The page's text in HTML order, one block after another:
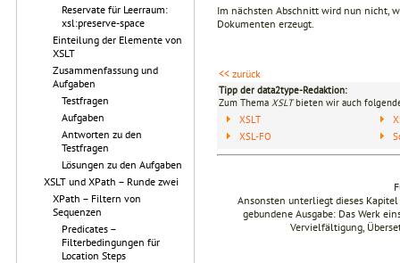
Reservate für Leerraum:
xsl:preserve-space
Einteilung der Elemente von
XSLT
Zusammenfassung und
Aufgaben
Testfragen
Aufgaben
Antworten zu den
Testfragen
Lösungen zu den Aufgaben
XSLT und XPath – Runde zwei
XPath – Filtern von
Sequenzen
Predicates –
Filterbedingungen für
Location Steps
Im nächsten Abschnitt wird nun nicht,
Dokumenten erzeugt.
<< zurück
Tipp der data2type-Redaktion:
Zum Thema XSLTbieten wir auch
XSLT
XSL-FO
Ansonsten unterliegt dieses
gebundene Ausgabe: Das Werk
Vervielfältigung,